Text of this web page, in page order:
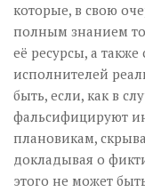
которые, в свою
полным знанием
её ресурсы, а
исполнителей
быть, если, как в
фальсифицируют
плановикам,
докладывая о
этого не может